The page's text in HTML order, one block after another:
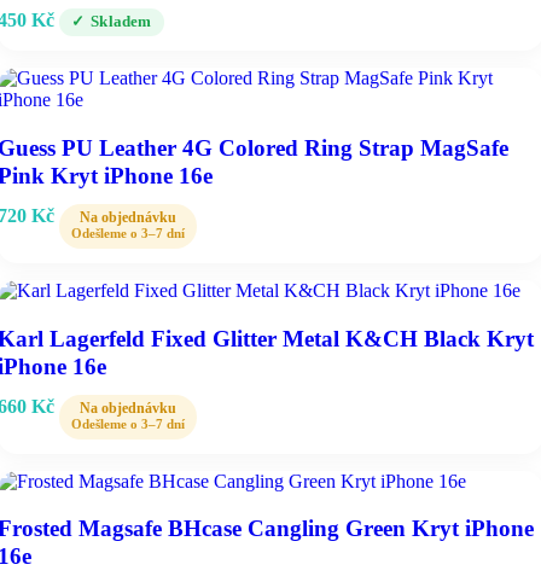
Kč Skladem
PU Leather 4G Colored Ring Strap MagSafe
Kryt iPhone 16e
Kč
Lagerfeld Fixed Glitter Metal K&CH Black Kryt
16e
Kč
Magsafe BHcase Cangling Green Kryt iPhone